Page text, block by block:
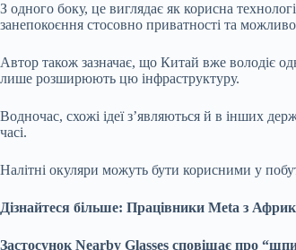
З одного боку, це виглядає як корисна
занепокоєння стосовно приватності та
Автор також зазначає, що Китай вже володіє
лише розширюють цю інфраструктуру.
Водночас, схожі ідеї з’являються й в інших
часі.
Налітні окуляри можуть бути корисними у
Дізнайтеся більше: Працівники Meta з
Застосунок Nearby Glasses сповіщає про